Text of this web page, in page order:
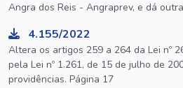
Angra dos Reis - Angraprev, e dá
4.155/2022
Altera os artigos 259 a 264 da Lei nº
pela Lei nº 1.261, de 15 de julho de
providências. Página 17